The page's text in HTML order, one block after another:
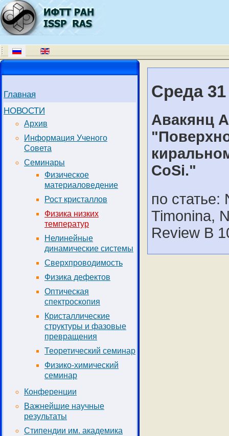
Главная
НОВОСТИ
Архив
Информация Ученого
Совета
Семинары
Физическое
материаловедение
Рост кристаллов
Физика низких
температур
Нелинейные
динамические системы
Сверхпроводимость
Физика дефектов
Оптическая
спектроскопия
Кристаллические
структуры и фазовые
превращения
Теоретический семинар
Физико-химический
семинар
Конференции
Важнейшие научные
результаты
Стипендии им. академика
Среда
Авакянц
CoSi."
по статье:
Timonina,
Review B